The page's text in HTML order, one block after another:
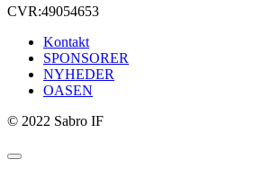
CVR:49054653
Kontakt
SPONSORER
NYHEDER
OASEN
© 2022 Sabro IF